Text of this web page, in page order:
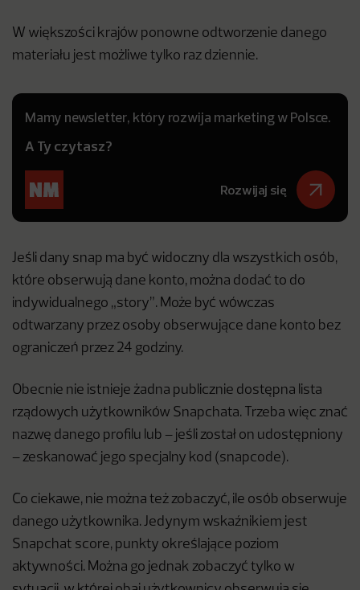
W większości krajów ponowne odtworzenie danego
materiału jest możliwe tylko raz dziennie.
Mamy newsletter, który rozwija marketing w Polsce.
A Ty czytasz?
Rozwijaj się
Jeśli dany snap ma być widoczny dla wszystkich osób,
które obserwują dane konto, można dodać to do
indywidualnego „story”. Może być wówczas
odtwarzany przez osoby obserwujące dane konto bez
ograniczeń przez 24 godziny.
Obecnie nie istnieje żadna publicznie dostępna lista
rządowych użytkowników Snapchata. Trzeba więc znać
nazwę danego profilu lub – jeśli został on udostępniony
– zeskanować jego specjalny kod (snapcode).
Co ciekawe, nie można też zobaczyć, ile osób obserwuje
danego użytkownika. Jedynym wskaźnikiem jest
Snapchat score, punkty określające poziom
aktywności. Można go jednak zobaczyć tylko w